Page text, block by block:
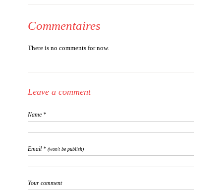
Commentaires
There is no comments for now.
Leave a comment
Name *
Email * (won't be publish)
Your comment